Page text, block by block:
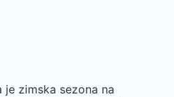
zimska sezona na